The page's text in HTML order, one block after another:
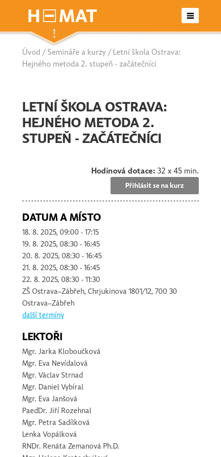
Otevřené semináře
Seriály
Nabídka pro školy/agentury
Kontakt
Úvod /Semináře a kurzy / Letní škola Ostrava:
Hejného metoda 2. stupeň - začátečníci
LETNÍ ŠKOLA OSTRAVA:
HEJNÉHO METODA 2.
STUPEŇ - ZAČÁTEČNÍCI
Hodinová dotace: 32 x 45 min.
Přihlásit se na kurz
DATUM A MÍSTO
18. 8. 2025, 09:00 - 17:15
19. 8. 2025, 08:30 - 16:45
20. 8. 2025, 08:30 - 16:45
21. 8. 2025, 08:30 - 16:45
22. 8. 2025, 08:30 - 11:30
ZŠ Ostrava–Zábřeh, Chrjukinova 1801/12, 700 30
Ostrava–Zábřeh
další termíny
LEKTOŘI
Mgr. Jarka Kloboučková
Mgr. Eva Nevídalová
Mgr. Václav Strnad
Mgr. Daniel Vybíral
Mgr. Eva Janšová
PaedDr. Jiří Rozehnal
Mgr. Petra Sadílková
Lenka Vopálková
RNDr. Renáta ZemanováPh.D.